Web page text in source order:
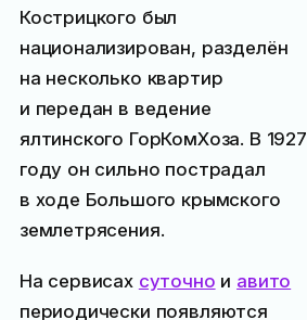
Кострицкого был
национализирован, разделён
на несколько квартир
и передан в ведение
ялтинского ГорКомХоза. В 1927
году он сильно пострадал
в ходе Большого крымского
землетрясения.
На сервисах суточно и авито
периодически появляются